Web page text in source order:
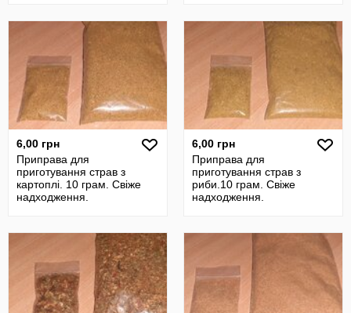
6,00 грн
Приправа для
приготування страв з
картоплі. 10 грам. Свіже
надходження.
6,00 грн
Приправа для
приготування страв з
риби.10 грам. Свіже
надходження.